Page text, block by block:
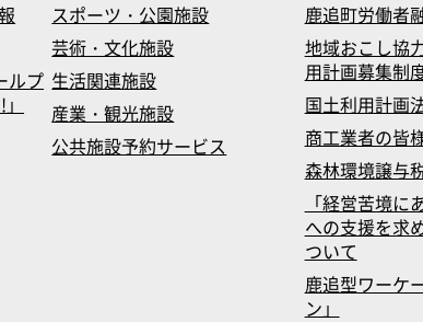
ルプ
スポーツ・公園施設
芸術・文化施設
生活関連施設
産業・観光施設
公共施設予約サービス
鹿追町労働者
地域おこし協
用計画募集制
国土利用計画
商工業者の皆
森林環境譲与
「経営苦境に
への支援を求
ついて
鹿追型ワーケ
ン」